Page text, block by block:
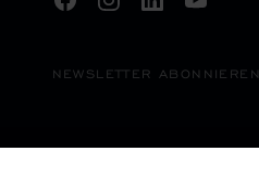
NEWSLETTER ABONNIEREN